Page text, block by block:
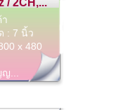
/ 2CH,...
: 7 นิ้ว
x 480
ญ...